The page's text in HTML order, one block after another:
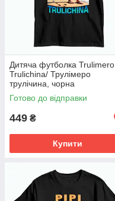
Дитяча футболка Trulimero
Trulichina/ Трулімеро
трулічина, чорна
Готово до відправки
449 ₴
Купити